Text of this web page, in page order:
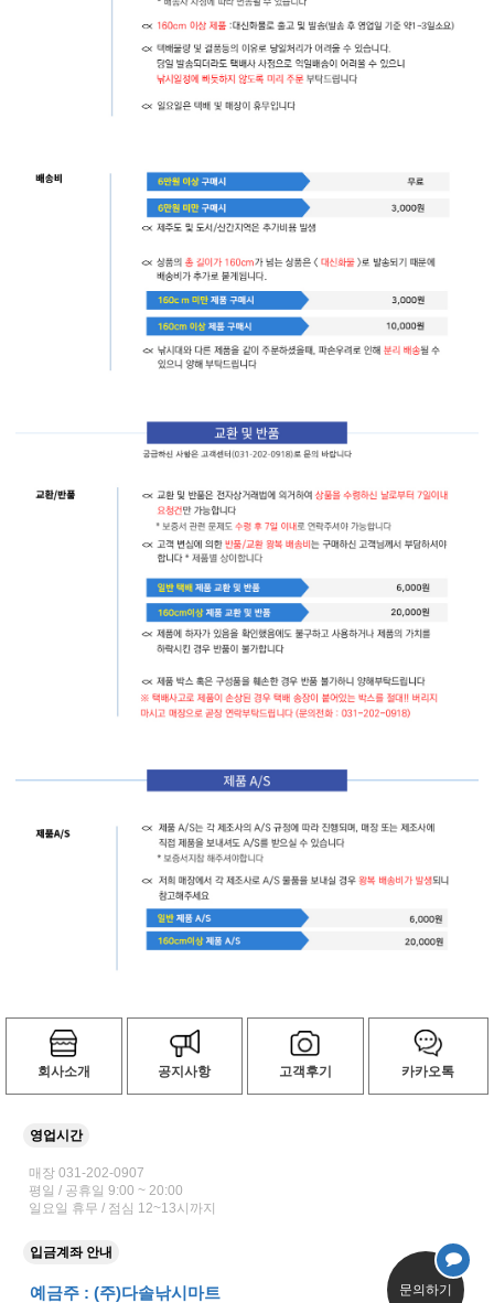
회사소개 공지사항 고객후기 카카오톡
영업시간
매장 031-202-0907
평일 / 공휴일 9:00 ~ 20:00
일요일 휴무 / 점심 12~13시까지
입금계좌 안내
예금주 : (주)다솔낚시마트 문의하기